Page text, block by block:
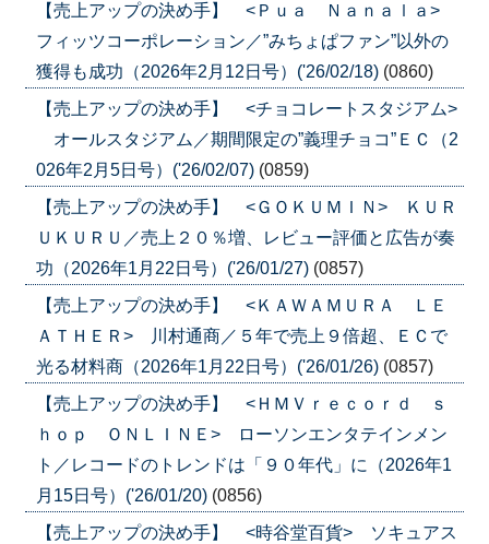
【売上アップの決め手】 <Ｐｕａ Ｎａｎａｌａ>
フィッツコーポレーション／”みちょぱファン”以外の
獲得も成功（2026年2月12日号）('26/02/18) (0860)
【売上アップの決め手】 <チョコレートスタジアム>
オールスタジアム／期間限定の”義理チョコ”ＥＣ（2
026年2月5日号）('26/02/07) (0859)
【売上アップの決め手】 <ＧＯＫＵＭＩＮ> ＫＵＲ
ＵＫＵＲＵ／売上２０％増、レビュー評価と広告が奏
功（2026年1月22日号）('26/01/27) (0857)
【売上アップの決め手】 <ＫＡＷＡＭＵＲＡ ＬＥ
ＡＴＨＥＲ> 川村通商／５年で売上９倍超、ＥＣで
光る材料商（2026年1月22日号）('26/01/26) (0857)
【売上アップの決め手】 <ＨＭＶｒｅｃｏｒｄ ｓ
ｈｏｐ ＯＮＬＩＮＥ> ローソンエンタテインメン
ト／レコードのトレンドは「９０年代」に（2026年1
月15日号）('26/01/20) (0856)
【売上アップの決め手】 <時谷堂百貨> ソキュアス